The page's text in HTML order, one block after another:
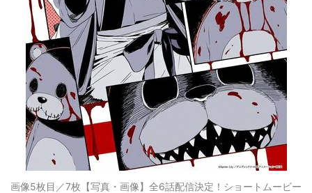
画像5枚目／7枚 【写真・画像】全6話配信決定！ショートムービー